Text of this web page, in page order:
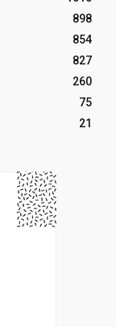
898
854
827
260
75
21